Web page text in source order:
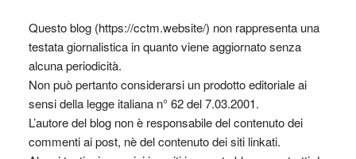
Questo blog (https://cctm.website/) non rappresenta una
testata giornalistica in quanto viene aggiornato senza
alcuna periodicità.
Non può pertanto considerarsi un prodotto editoriale ai
sensi della legge italiana n° 62 del 7.03.2001.
L’autore del blog non è responsabile del contenuto dei
commenti ai post, nè del contenuto dei siti linkati.